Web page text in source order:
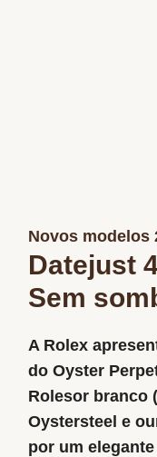
Novos modelos
Datejust
Sem
A Rolex
do Oyster
Rolesor branco
Oystersteel e
por um